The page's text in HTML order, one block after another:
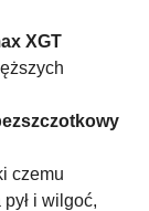
XGT
czemu
i wilgoć,